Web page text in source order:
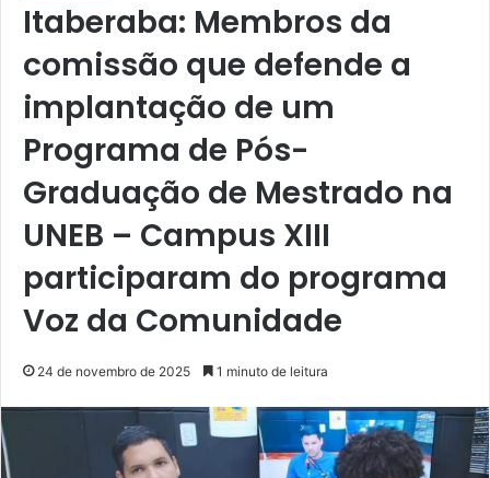
Itaberaba: Membros da
comissão que defende a
implantação de um
Programa de Pós-
Graduação de Mestrado na
UNEB – Campus XIII
participaram do programa
Voz da Comunidade
24 de novembro de 2025 1 minuto de leitura